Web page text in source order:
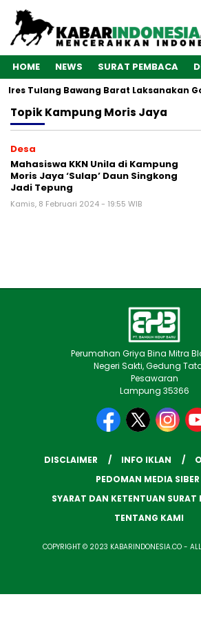
HOME NEWS SURAT PEMBACA
Tulang Bawang Barat Laksanakan
TopikKampung Moris Jaya
Desa
Mahasiswa KKN Unila di Kampung
Moris Jaya ‘Sulap’ Daun Singkong
Jadi Tepung
Kamis, 8 Februari 2024 - 19:55 WIB
Perumahan Griya Bina Mitra
Negeri Sakti, Gedung
Pesawaran
Lampung 35366
DISCLAIMER INFO IKLAN
PEDOMAN MEDIA SIBER
SYARAT DAN KETENTUAN SURAT
TENTANG KAMI
COPYRIGHT © 2023 KABARINDONESIA.CO -